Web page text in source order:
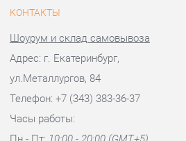
Пн - Пт:10:00 - 20:00 (GMT+5)
Отправить сообщение